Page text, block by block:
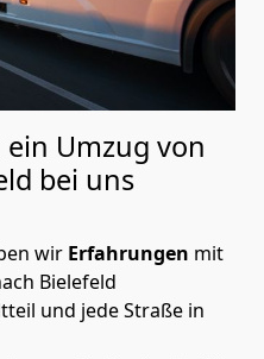
Umzug von
bei uns
wir Erfahrungen mit
Bielefeld
und jede Straße in